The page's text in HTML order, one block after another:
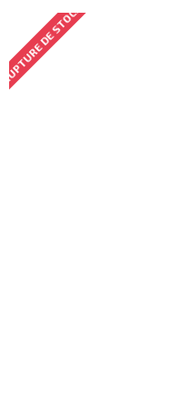
DE STOCK